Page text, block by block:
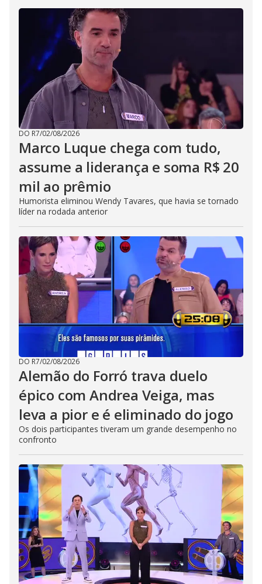
DO R7/02/08/2026
Marco Luque chega com tudo,
assume a liderança e soma R$ 20
mil ao prêmio
Humorista eliminou Wendy Tavares, que havia se tornado
líder na rodada anterior
DO R7/02/08/2026
Alemão do Forró trava duelo
épico com Andrea Veiga, mas
leva a pior e é eliminado do jogo
Os dois participantes tiveram um grande desempenho no
confronto